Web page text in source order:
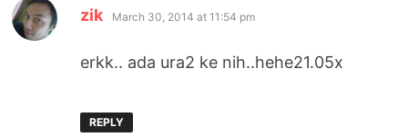
zik says:
March 30, 2014 at 11:54 pm
erkk.. ada ura2 ke nih..hehe21.05x
REPLY